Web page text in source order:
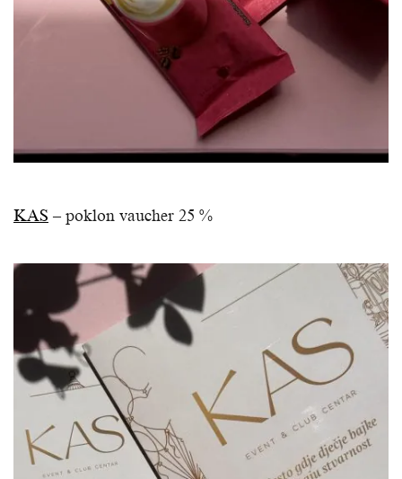
KAS – poklon vaucher 25 %